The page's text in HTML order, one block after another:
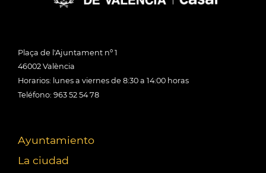
Plaça de l'Ajuntament nº 1
46002 València
Horarios: lunes a viernes de 8:30 a 14:00 horas
Teléfono: 963 52 54 78
Ayuntamiento
La ciudad